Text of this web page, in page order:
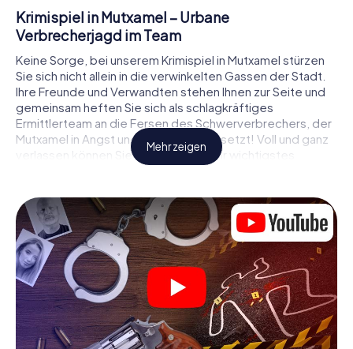
Krimispiel in Mutxamel – Urbane
Verbrecherjagd im Team
Keine Sorge, bei unserem Krimispiel in Mutxamel stürzen
Sie sich nicht allein in die verwinkelten Gassen der Stadt.
Ihre Freunde und Verwandten stehen Ihnen zur Seite und
gemeinsam heften Sie sich als schlagkräftiges
Ermittlerteam an die Fersen des Schwerverbrechers, der
Mutxamel in Angst und Schrecken versetzt! Voll und ganz
verlassen können Sie sich dabei auf Ihr wichtigstes
Ermittlerutensil, Ihr Smartphone. Mittels GPS-Navigation
zahlreichen Schauplätzen in Mutxamel, die mit der Tat in
Verbindung stehen, und schließlich zum Mörder. An jedem
Ort knacken Sie knifflige Rätsel und kommen so Stück für
Stück der Lösung des Falls immer näher. Anders als bei
einem klassischen Krimi Dinner in Mutxamel bestimmen
also Sie das Geschehen, bewegen sich an der frischen
Luft und entdecken obendrein die Stadt mit ganz neuen
Augen.
Mehr zeigen